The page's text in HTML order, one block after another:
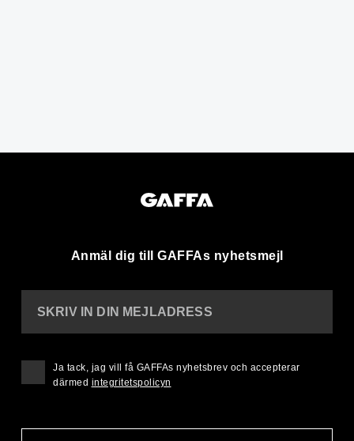
Anmäl dig till GAFFAs nyhetsmejl
SKRIV IN DIN MEJLADRESS
Ja tack, jag vill få GAFFAs nyhetsbrev och accepterar
därmed integritetspolicyn